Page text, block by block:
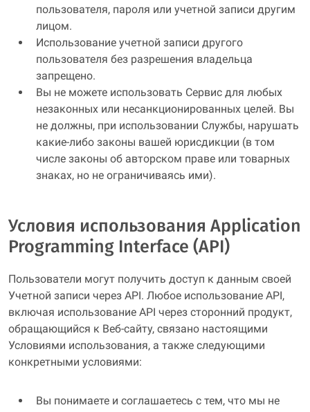
пользователя, пароля или учетной записи другим
лицом.
Использование учетной записи другого
пользователя без разрешения владельца
запрещено.
Вы не можете использовать Сервис для любых
незаконных или несанкционированных целей. Вы
не должны, при использовании Службы, нарушать
какие-либо законы вашей юрисдикции (в том
числе законы об авторском праве или товарных
знаках, но не ограничиваясь ими).
Условия использования Application
Programming Interface (API)
Пользователи могут получить доступ к данным своей
Учетной записи через API. Любое использование API,
включая использование API через сторонний продукт,
обращающийся к Веб-сайту, связано настоящими
Условиями использования, а также следующими
конкретными условиями:
Вы понимаете и соглашаетесь с тем, что мы не